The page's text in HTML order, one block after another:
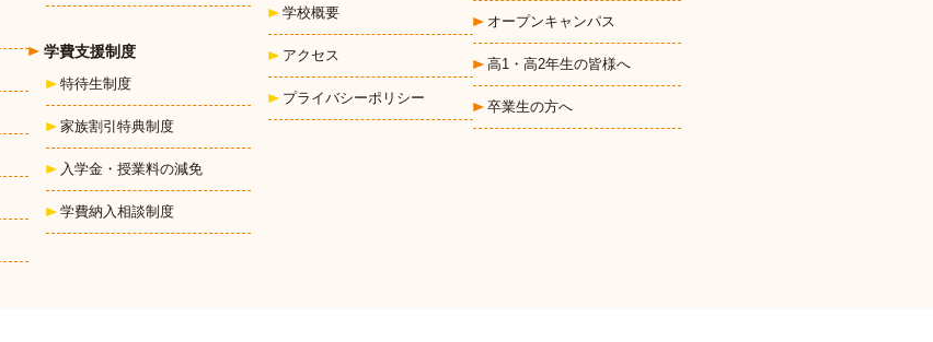
学費支援制度
特待生制度
家族割引特典制度
入学金・授業料の減免
学費納入相談制度
学校概要
アクセス
プライバシーポリシー
オープンキャンパス
高1・高2年生の皆様へ
卒業生の方へ